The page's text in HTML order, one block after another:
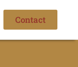
Contact